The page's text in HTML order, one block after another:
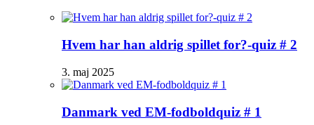
Hvem har han aldrig spillet for?-quiz # 2
3. maj 2025
Danmark ved EM-fodboldquiz # 1